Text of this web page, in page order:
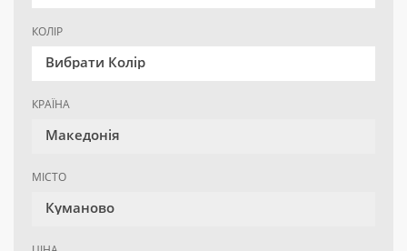
КОЛІР
Вибрати Колір
КРАЇНА
Македонія
МІСТО
Куманово